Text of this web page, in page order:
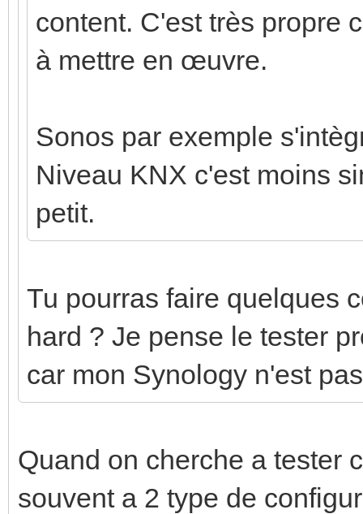
content. C'est très propre
à mettre en œuvre.
Sonos par exemple
Niveau KNX c'est moins
petit.
Tu pourras faire quelques
hard ? Je pense le tester
car mon Synology n'est
Quand on cherche a tester
souvent a 2 type de